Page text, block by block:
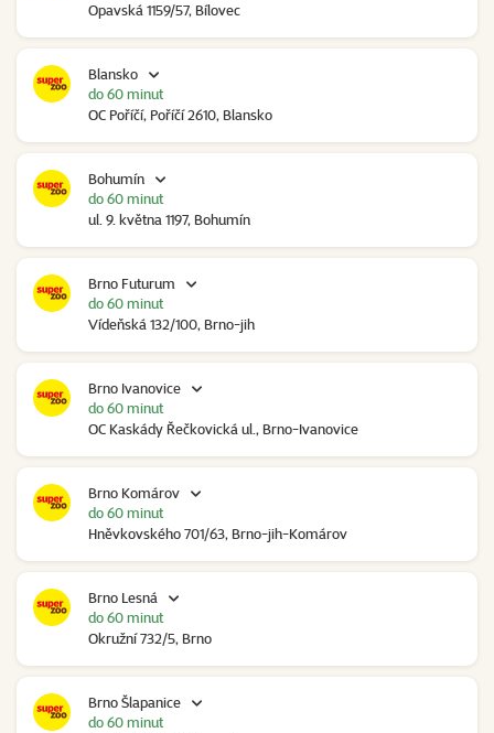
Opavská 1159/57, Bílovec
Blansko
OC Poříčí, Poříčí 2610, Blansko
do 60 minut
Bohumín
ul. 9. května 1197, Bohumín
do 60 minut
Brno Futurum
Vídeňská 132/100, Brno-jih
do 60 minut
Brno Ivanovice
OC Kaskády Řečkovická ul., Brno-Ivanovice
do 60 minut
Brno Komárov
Hněvkovského 701/63, Brno-jih-Komárov
do 60 minut
Brno Lesná
Okružní 732/5, Brno
do 60 minut
Brno Šlapanice
do 60 minut